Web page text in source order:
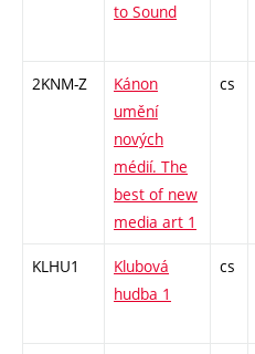
to Sound
2KNM-Z
Kánon
umění
nových
médií. The
best of new
media art 1
cs
KLHU1
Klubová
hudba 1
cs